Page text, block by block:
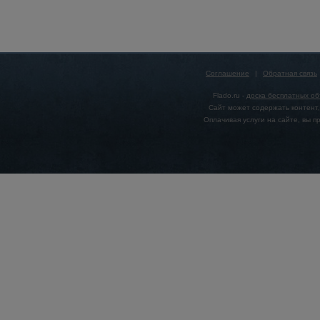
Соглашение | Обратная связь
Flado.ru - доска бесплатных
Сайт может содержать
Оплачивая услуги на сайте, вы